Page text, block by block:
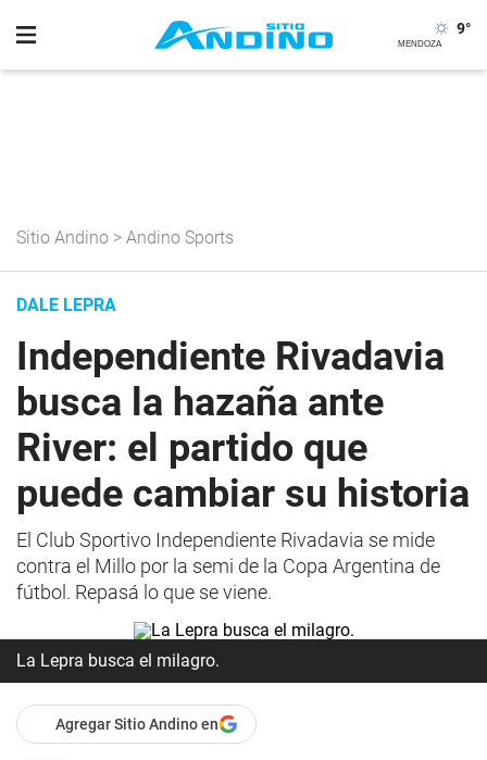
9°
Sitio Andino > Andino Sports
DALE LEPRA
Independiente Rivadavia
busca la hazaña ante
River: el partido que
puede cambiar su historia
El Club Sportivo Independiente Rivadavia se mide
contra el Millo por la semi de la Copa Argentina de
fútbol. Repasá lo que se viene.
La Lepra busca el milagro.
Agregar Sitio Andino en